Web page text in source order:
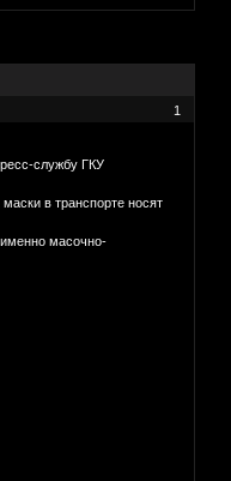
1
службу ГКУ
в транспорте носят
именно масочно-